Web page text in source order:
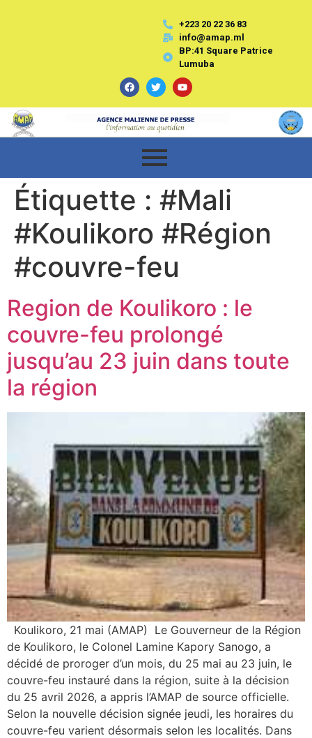
+223 20 22 36 83
info@amap.ml
BP:41 Square Patrice
Lumuba
Étiquette : #Mali
#Koulikoro #Région
#couvre-feu
Region de Koulikoro : le
couvre-feu prolongé
jusqu’au 23 juin dans toute
la région
Koulikoro, 21 mai (AMAP) Le Gouverneur de la Région
de Koulikoro, le Colonel Lamine Kapory Sanogo, a
décidé de proroger d’un mois, du 25 mai au 23 juin, le
couvre-feu instauré dans la région, suite à la décision
du 25 avril 2026, a appris l’AMAP de source officielle.
Selon la nouvelle décision signée jeudi, les horaires du
couvre-feu varient désormais selon les localités. Dans